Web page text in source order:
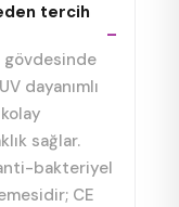
tercih
gövdesinde
dayanımlı
sağlar.
bakteriyel
CE